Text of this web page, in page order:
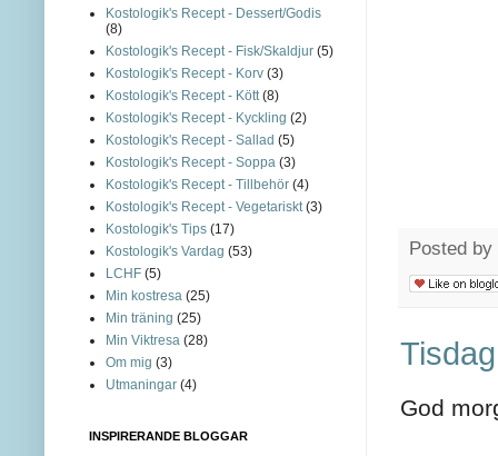
Posted by
God
Kostologik's Recept - Dessert/Godis
(8)
Kostologik's Recept - Fisk/Skaldjur (5)
Kostologik's Recept - Korv (3)
Kostologik's Recept - Kött (8)
Kostologik's Recept - Kyckling (2)
Kostologik's Recept - Sallad (5)
Kostologik's Recept - Soppa (3)
Kostologik's Recept - Tillbehör (4)
Kostologik's Recept - Vegetariskt (3)
Kostologik's Tips (17)
Kostologik's Vardag (53)
LCHF (5)
Min kostresa (25)
Min träning (25)
Min Viktresa (28)
Om mig (3)
Utmaningar (4)
INSPIRERANDE BLOGGAR